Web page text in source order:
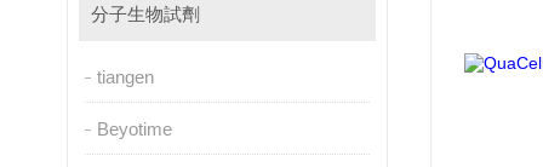
分子生物試劑
tiangen
Beyotime